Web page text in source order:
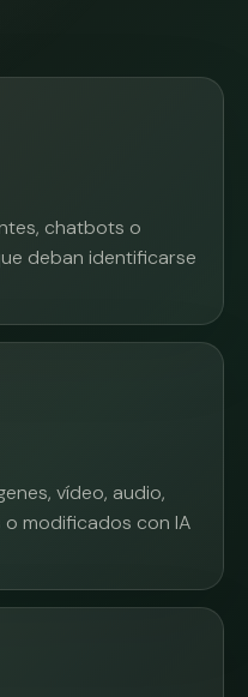
chatbots o
deban identificarse
vídeo, audio,
modificados con IA